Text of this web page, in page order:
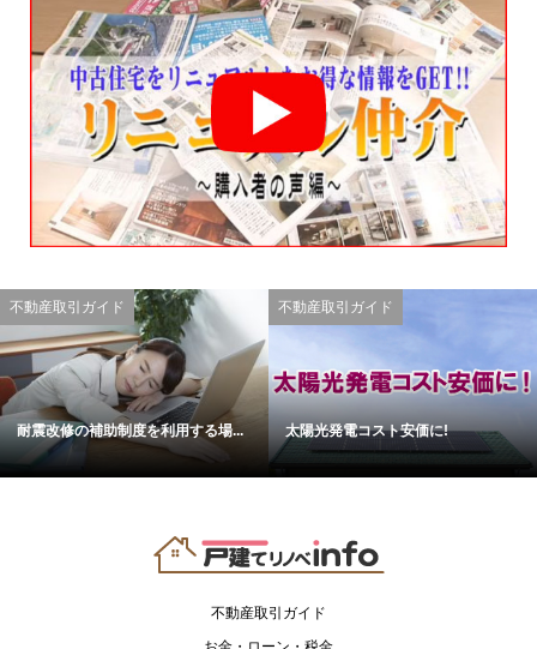
不動産取引ガイド
耐震改修の補助制度を利用する場...
不動産取引ガイド
太陽光発電コスト安価に!
不動産取引ガイド